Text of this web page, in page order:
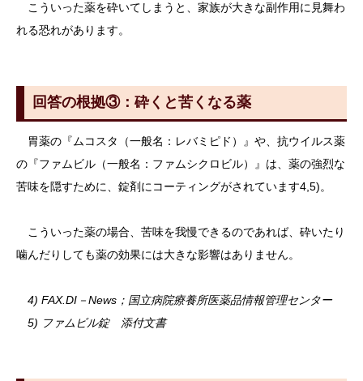
こういった薬を砕いてしまうと、家族が大きな副作用に見舞わ
れる恐れがあります。
回答の根拠③：砕くと苦くなる薬
胃薬の『ムコスタ（一般名：レバミピド）』や、抗ウイルス薬
の『ファムビル（一般名：ファムシクロビル）』は、薬の強烈な
苦味を隠すために、錠剤にコーティングがされています4,5)。
こういった薬の場合、苦味を我慢できるのであれば、砕いたり
噛んだりしても薬の効果には大きな影響はありません。
4) FAX.DI－News；国立病院療養所医薬品情報管理センター
5) ファムビル錠 添付文書